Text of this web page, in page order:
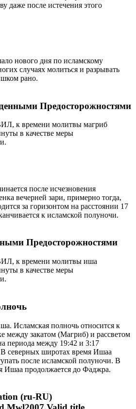
даже после истечения этого
нового дня по исламскому
случаях молиться и разрывать
рано.
Предосторожностями
к времени молитвы магриб
в качестве меры
после исчезновения
вечерней зари, примерно тогда,
за горизонтом на расстоянии 17
к исламской полуночи.
Предосторожностями
к времени молитвы иша
в качестве меры
Исламская полночь относится к
между закатом (Магриб) и рассветом
периода между 19:42 и 3:17
В северных широтах время Ишаа
после исламской полуночи. В
Ишаа продолжается до Фаджра.
(ru-RU)